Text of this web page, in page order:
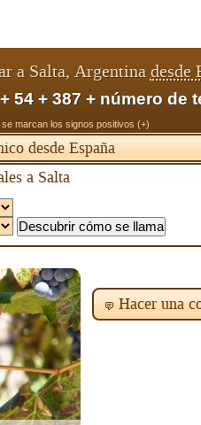
a Salta, Argentina desde
54 + 387 + número de
se marcan los signos positivos (+)
desde España
a Salta
Hacer una